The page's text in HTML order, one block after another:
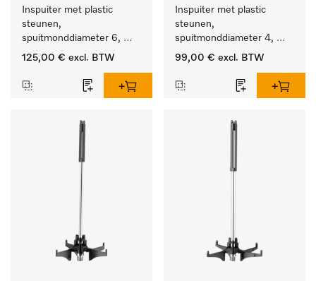
Inspuiter met plastic
steunen,
spuitmonddiameter 6,
lengte 130 mm, 5 stuks.
125,00 € excl. BTW
Inspuiter met plastic
steunen,
spuitmonddiameter 4,
lengte 90 mm, 5 stuks
99,00 € excl. BTW